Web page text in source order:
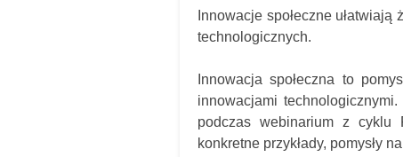
Innowacje społeczne
technologicznych.
Innowacja społeczna to
innowacjami
podczas webinarium z cyklu
konkretne przykłady, pomysły